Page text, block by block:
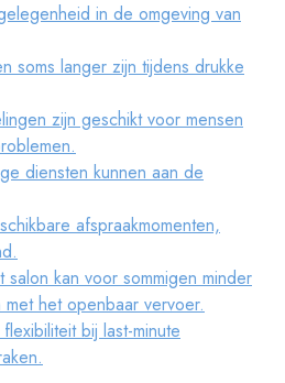
in de omgeving van
soms langer zijn tijdens drukke
zijn geschikt voor mensen
diensten kunnen aan de
afspraakmomenten,
kan voor sommigen minder
het openbaar vervoer.
bij last-minute